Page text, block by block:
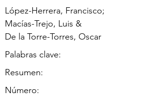
López-Herrera, Francisco;
Macías-Trejo, Luis &
De la Torre-Torres, Oscar
Palabras clave:
Resumen:
​Número: